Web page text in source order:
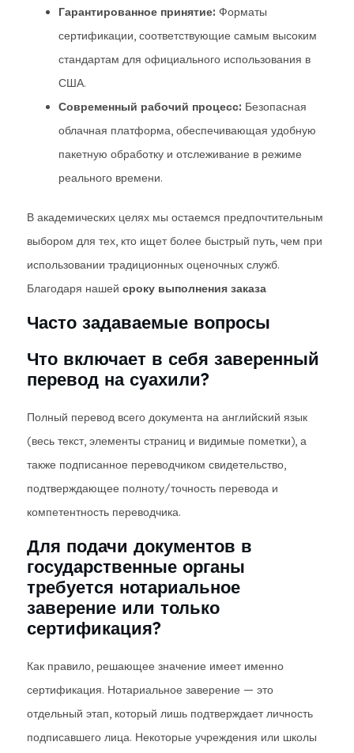
Гарантированное принятие: Форматы
сертификации, соответствующие самым высоким
стандартам для официального использования в
США.
Современный рабочий процесс: Безопасная
облачная платформа, обеспечивающая удобную
пакетную обработку и отслеживание в режиме
реального времени.
В академических целях мы остаемся предпочтительным
выбором для тех, кто ищет более быстрый путь, чем при
использовании традиционных оценочных служб.
Благодаря нашей сроку выполнения заказа
Часто задаваемые вопросы
Что включает в себя заверенный
перевод на суахили?
Полный перевод всего документа на английский язык
(весь текст, элементы страниц и видимые пометки), а
также подписанное переводчиком свидетельство,
подтверждающее полноту/точность перевода и
компетентность переводчика.
Для подачи документов в
государственные органы
требуется нотариальное
заверение или только
сертификация?
Как правило, решающее значение имеет именно
сертификация. Нотариальное заверение — это
отдельный этап, который лишь подтверждает личность
подписавшего лица. Некоторые учреждения или школы